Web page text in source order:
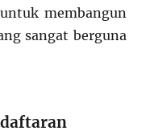
membangun
sangat berguna